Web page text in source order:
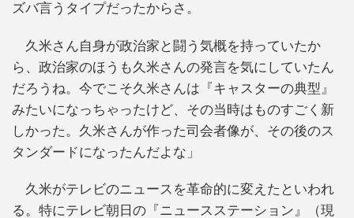
ズバ言うタイプだったからさ。
久米さん自身が政治家と闘う気概を持っていたか
ら、政治家のほうも久米さんの発言を気にしていたん
だろうね。今でこそ久米さんは『キャスターの典型』
みたいになっちゃったけど、その当時はものすごく新
しかった。久米さんが作った司会者像が、その後のス
タンダードになったんだよな」
久米がテレビのニュースを革命的に変えたといわれ
る。特にテレビ朝日の『ニュースステーション』（現